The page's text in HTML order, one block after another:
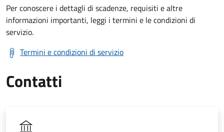
Per conoscere i dettagli di scadenze, requisiti e altre
informazioni importanti, leggi i termini e le condizioni di
servizio.
Termini e condizioni di servizio
Contatti